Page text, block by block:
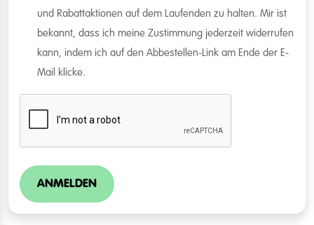
und Rabattaktionen auf dem Laufenden zu halten. Mir ist
bekannt, dass ich meine Zustimmung jederzeit widerrufen
kann, indem ich auf den Abbestellen-Link am Ende der E-
Mail klicke.
ANMELDEN